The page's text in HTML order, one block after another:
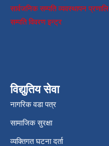
सार्वजनिक सम्पति व्यवस्थापन प्रणालि
सम्पति विवरण इन्ट्र
विद्युतिय सेवा
नागरिक वडा पत्र
सामाजिक सुरक्षा
व्यक्तिगत घटना दर्ता